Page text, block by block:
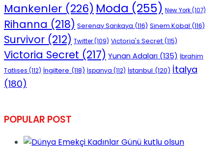
Mankenler (226) Moda (255) New York(107)
Rihanna (218) Serenay Sarıkaya (116) Sinem Kobal (116)
Survivor (212) Twitter(109) Victoria's Secret (115)
Victoria Secret (217) Yunan Adaları (135) İbrahim
Tatlıses (112) İngiltere (118) İspanya (112) İstanbul (120) İtalya
(180)
POPULAR POST